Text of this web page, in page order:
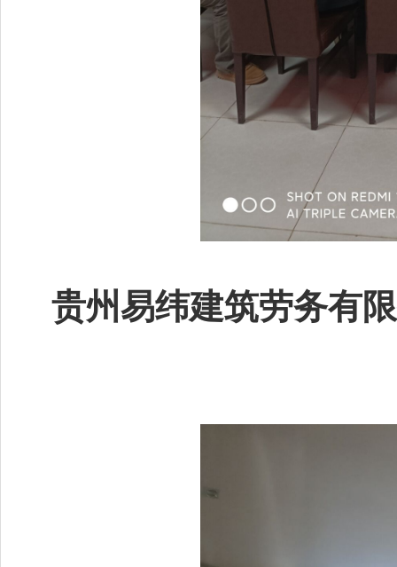
贵州易纬建筑劳务有